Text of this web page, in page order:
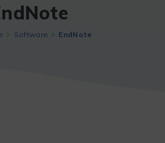
Software EndNote